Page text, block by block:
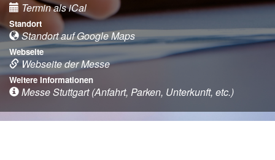
Termin als iCal
Standort
Standort auf Google Maps
Webseite
Webseite der Messe
Weitere Informationen
Messe Stuttgart (Anfahrt, Parken, Unterkunft, etc.)